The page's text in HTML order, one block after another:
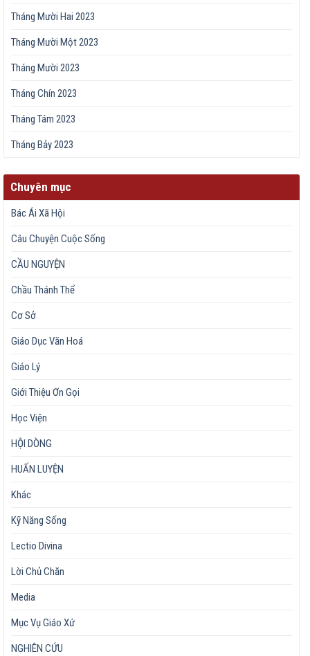
Tháng Mười Hai 2023
Tháng Mười Một 2023
Tháng Mười 2023
Tháng Chín 2023
Tháng Tám 2023
Tháng Bảy 2023
Chuyên mục
Bác Ái Xã Hội
Câu Chuyện Cuộc Sống
CẦU NGUYỆN
Chầu Thánh Thể
Cơ Sở
Giáo Dục Văn Hoá
Giáo Lý
Giới Thiệu Ơn Gọi
Học Viện
HỘI DÒNG
HUẤN LUYỆN
Khác
Kỹ Năng Sống
Lectio Divina
Lời Chủ Chăn
Media
Mục Vụ Giáo Xứ
NGHIÊN CỨU